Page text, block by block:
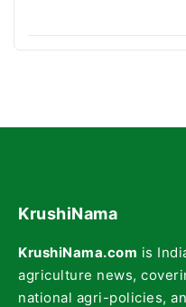
KrushiNama
KrushiNama.com is
agriculture news,
national agri-policies,